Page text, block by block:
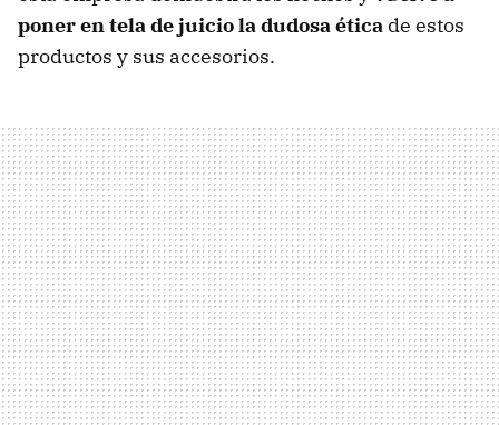
poner en tela de juicio la dudosa ética de estos
productos y sus accesorios.